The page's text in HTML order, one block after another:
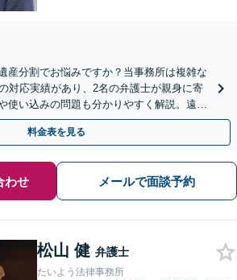
産分割でお悩みですか？当事務所は複雑な
対応実績があり、2名の弁護士が親身に寄
使い込みの問題も分かりやすく解説。遠方
能。LINE予約受付中。
料金表を見る
わせ メールで面談予約
松山 健 弁護士
たいよう法律事務所